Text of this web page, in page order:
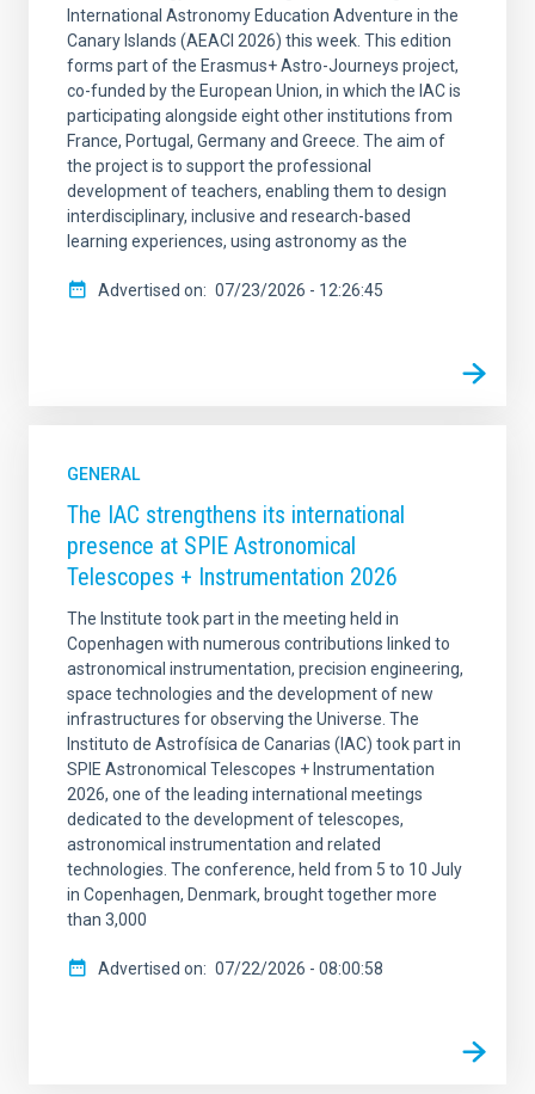
International Astronomy Education Adventure in the
Canary Islands (AEACI 2026) this week. This edition
forms part of the Erasmus+ Astro-Journeys project,
co-funded by the European Union, in which the IAC is
participating alongside eight other institutions from
France, Portugal, Germany and Greece. The aim of
the project is to support the professional
development of teachers, enabling them to design
interdisciplinary, inclusive and research-based
learning experiences, using astronomy as the
Advertised on 07/23/2026 - 12:26:45
GENERAL
The IAC strengthens its international
presence at SPIE Astronomical
Telescopes + Instrumentation 2026
The Institute took part in the meeting held in
Copenhagen with numerous contributions linked to
astronomical instrumentation, precision engineering,
space technologies and the development of new
infrastructures for observing the Universe. The
Instituto de Astrofísica de Canarias (IAC) took part in
SPIE Astronomical Telescopes + Instrumentation
2026, one of the leading international meetings
dedicated to the development of telescopes,
astronomical instrumentation and related
technologies. The conference, held from 5 to 10 July
in Copenhagen, Denmark, brought together more
than 3,000
Advertised on 07/22/2026 - 08:00:58